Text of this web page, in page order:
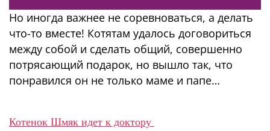
Но иногда важнее не соревноваться, а делать
что-то вместе! Котятам удалось договориться
между собой и сделать общий, совершенно
потрясающий подарок, но вышло так, что
понравился он не только маме и папе…
Котенок Шмяк идет к доктору